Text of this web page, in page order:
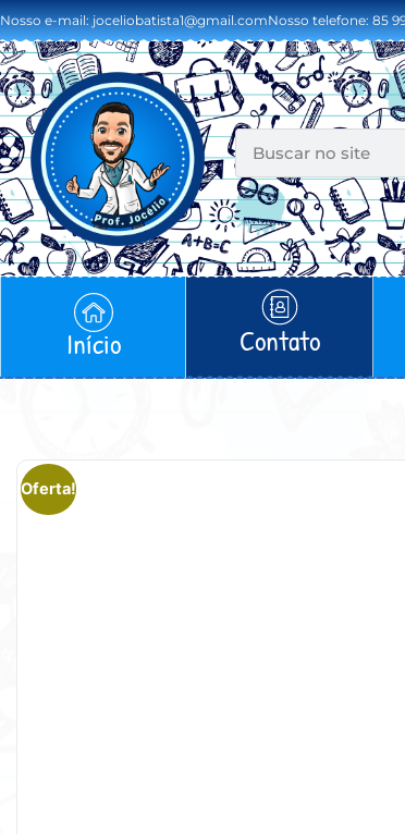
Nosso e-mail: joceliobatista1@gmail.comNosso telefone: 85
Início Contato
Oferta!